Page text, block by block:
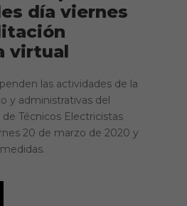
día viernes
virtual
las actividades de la
y administrativas del
Técnicos Electricistas
20 de marzo de 2020 y